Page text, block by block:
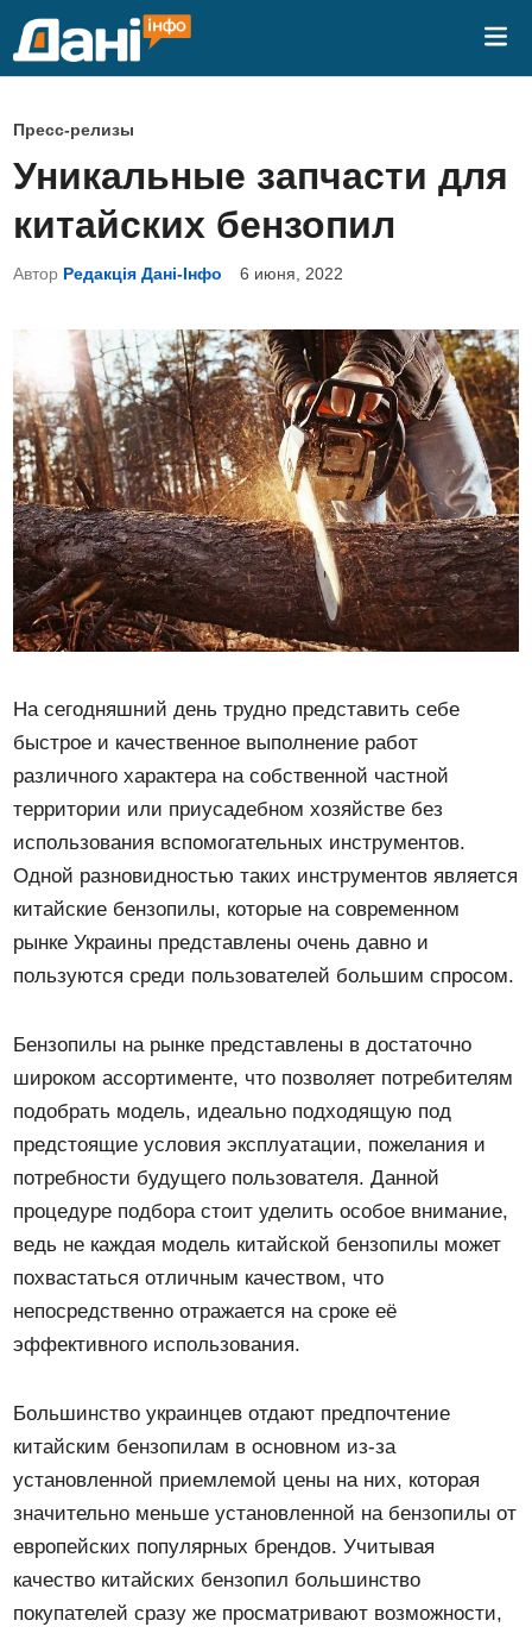
О
п
у
б
к
в
а
н
о
в
Пресс-релизы
Уникальные запчасти для
китайских бензопил
Автор Редакція Дані-Інфо 6 июня, 2022
На сегодняшний день трудно представить себе
быстрое и качественное выполнение работ
различного характера на собственной частной
территории или приусадебном хозяйстве без
использования вспомогательных инструментов.
Одной разновидностью таких инструментов является
китайские бензопилы, которые на современном
рынке Украины представлены очень давно и
пользуются среди пользователей большим спросом.
Бензопилы на рынке представлены в достаточно
широком ассортименте, что позволяет потребителям
подобрать модель, идеально подходящую под
предстоящие условия эксплуатации, пожелания и
потребности будущего пользователя. Данной
процедуре подбора стоит уделить особое внимание,
ведь не каждая модель китайской бензопилы может
похвастаться отличным качеством, что
непосредственно отражается на сроке её
эффективного использования.
Большинство украинцев отдают предпочтение
китайским бензопилам в основном из-за
установленной приемлемой цены на них, которая
значительно меньше установленной на бензопилы от
европейских популярных брендов. Учитывая
качество китайских бензопил большинство
покупателей сразу же просматривают возможности,